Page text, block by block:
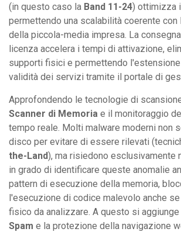
(in questo caso la Band 11-24) ottimizza
permettendo una scalabilità coerente con
della piccola-media impresa. La
licenza accelera i tempi di attivazione,
supporti fisici e permettendo
validità dei servizi tramite il portale di
Approfondendo le tecnologie di
Scanner di Memoria e il monitoraggio
tempo reale. Molti malware moderni non
disco per evitare di essere rilevati
the-Land), ma risiedono esclusivamente
in grado di identificare queste anomalie
pattern di esecuzione della memoria,
l'esecuzione di codice malevolo anche
fisico da analizzare. A questo si aggiunge
Spam e la protezione della navigazione